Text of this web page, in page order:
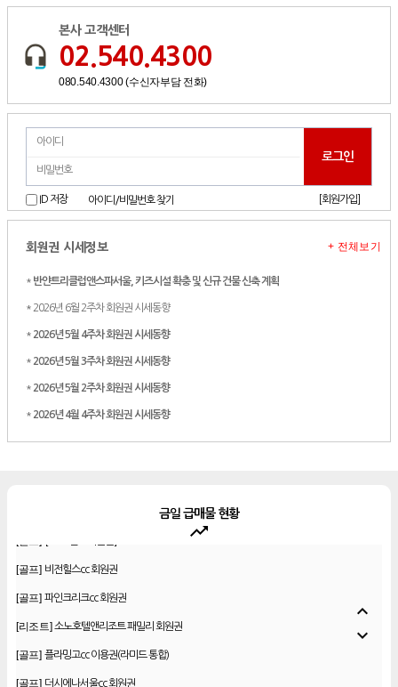
본사 고객센터
02.540.4300
080.540.4300 (수신자부담 전화)
ID 저장 아이디/비밀번호 찾기 [회원가입]
회원권 시세정보
* 반얀트리클럽앤스파서울, 키즈시설 확충 및 신규 건물 신축 계획
* 2026년 6월 2주차 회원권 시세동향
* 2026년 5월 4주차 회원권 시세동향
* 2026년 5월 3주차 회원권 시세동향
* 2026년 5월 2주차 회원권 시세동향
* 2026년 4월 4주차 회원권 시세동향
+ 전체보기
금일 급매물 현황
trending_up
비전힐스cc 회원권
파인크리크cc 회원권
소노호텔앤리조트 패밀리 회원권
플라밍고cc 이용권(라미드 통합)
더시에나서울cc 회원권
expand_less
expand_more